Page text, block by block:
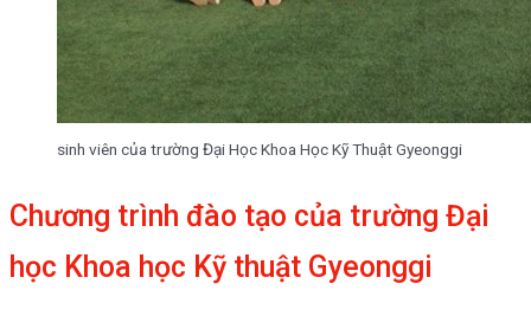
sinh viên của trường Đại Học Khoa Học Kỹ Thuật Gyeonggi
Chương trình đào tạo của trường Đại
học Khoa học Kỹ thuật Gyeonggi